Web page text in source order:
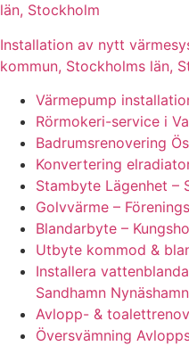
län, Stockholm
Installation av nytt
kommun, Stockholms län,
Värmepump
Rörmokeri-service i
Badrumsrenovering
Konvertering
Stambyte Lägenhet –
Golvvärme –
Blandarbyte –
Utbyte kommod &
Installera
Sandhamn Nynäshamn
Avlopp- &
Översvämning